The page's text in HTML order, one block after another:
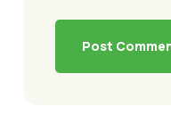
Post